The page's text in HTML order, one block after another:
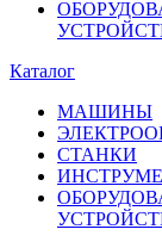
Каталог
МАШИНЫ
СТАНКИ